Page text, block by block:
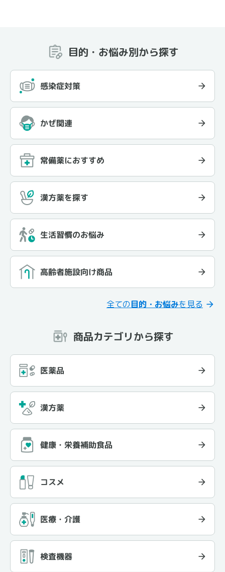
目的・お悩み別から探す
感染症対策
かぜ関連
常備薬におすすめ
漢方薬を探す
生活習慣のお悩み
高齢者施設向け商品
全ての目的・お悩みを見る
商品カテゴリから探す
医薬品
漢方薬
健康・栄養補助食品
コスメ
医療・介護
検査機器